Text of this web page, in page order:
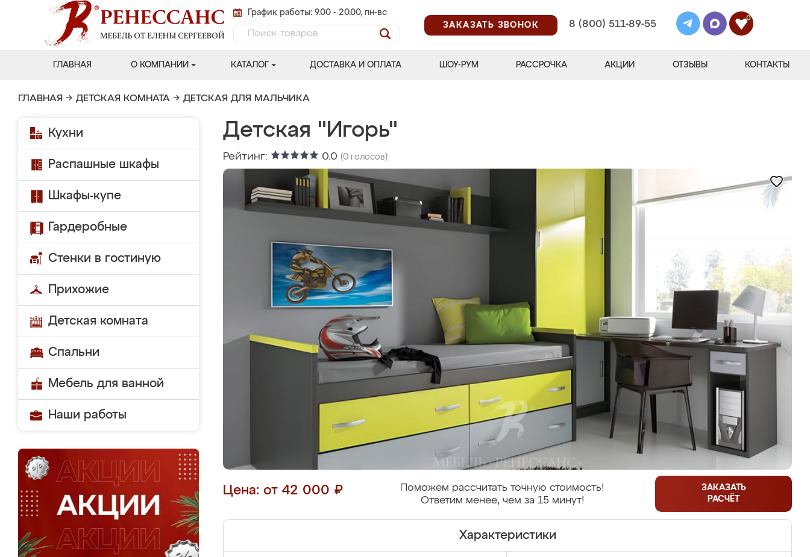
График работы: 9.00 - 20.00, пн-вс
ЗАКАЗАТЬ ЗВОНОК
8 (800) 511-89-55
0
ГЛАВНАЯ О КОМПАНИИ КАТАЛОГ ДОСТАВКА И ОПЛАТА ШОУ-РУМ РАССРОЧКА АКЦИИ ОТЗЫВЫ КОНТАКТЫ
ГЛАВНАЯ → ДЕТСКАЯ КОМНАТА → ДЕТСКАЯ ДЛЯ МАЛЬЧИКА
Кухни
Распашные шкафы
Шкафы-купе
Гардеробные
Стенки в гостиную
Прихожие
Детская комната
Спальни
Мебель для ванной
Наши работы
Детская "Игорь"
Рейтинг: 0.0 (0 голосов)
Цена: от 42 000 ₽
Поможем рассчитать точную стоимость!
Ответим менее, чем за 15 минут!
ЗАКАЗАТЬ
РАСЧЁТ
Характеристики